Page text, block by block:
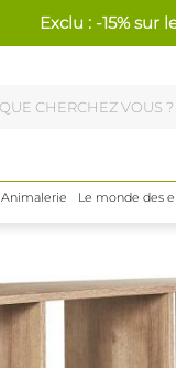
Exclu : -15% sur
Animalerie Le monde des